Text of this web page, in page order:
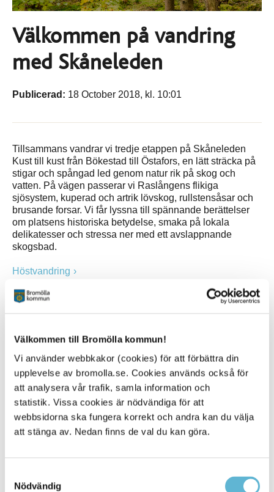
Välkommen till Bromölla kommun!
Vi använder webbkakor (cookies) för att förbättra din
upplevelse av bromolla.se. Cookies används också för
att analysera vår trafik, samla information och
statistik. Vissa cookies är nödvändiga för att
webbsidorna ska fungera korrekt och andra kan du välja
att stänga av. Nedan finns de val du kan göra.
Nödvändig
Välkommen på vandring
med Skåneleden
Publicerad: 18 October 2018, kl. 10:01
Tillsammans vandrar vi tredje etappen på Skåneleden
Kust till kust från Bökestad till Östafors, en lätt sträcka på
stigar och spångad led genom natur rik på skog och
vatten. På vägen passerar vi Raslångens flikiga
sjösystem, kuperad och artrik lövskog, rullstensåsar och
brusande forsar. Vi får lyssna till spännande berättelser
om platsens historiska betydelse, smaka på lokala
delikatesser och stressa ner med ett avslappnande
skogsbad.
Höstvandring
Sidan senast uppdaterad:den 24 October 2018
Tipsa och dela sidan
Kommentera